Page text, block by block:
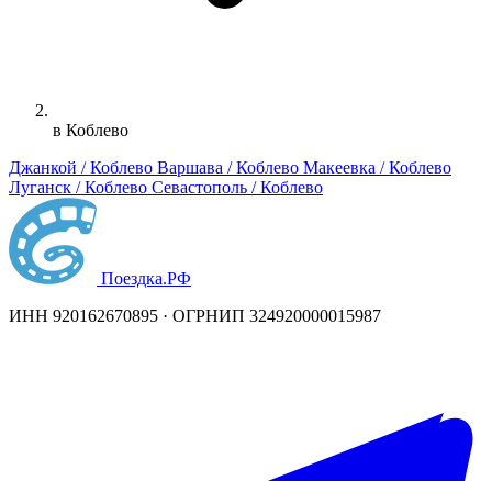
в Коблево
Джанкой / Коблево Варшава / Коблево Макеевка / Коблево
Луганск / Коблево Севастополь / Коблево
Поездка.РФ
ИНН 920162670895 · ОГРНИП 324920000015987